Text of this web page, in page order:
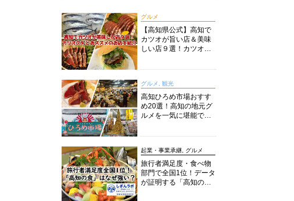
グルメ
【高知県公式】高知で
カツオが旨い店＆美味
しい店９選！カツオの
グルメ, 観光
高知ひろめ市場おすす
め20選！高知の地元グ
ルメを一気に堪能でき
起業・事業承継, グルメ
旅行者満足度・食べ物
部門で全国1位！データ
が証明する「高知の